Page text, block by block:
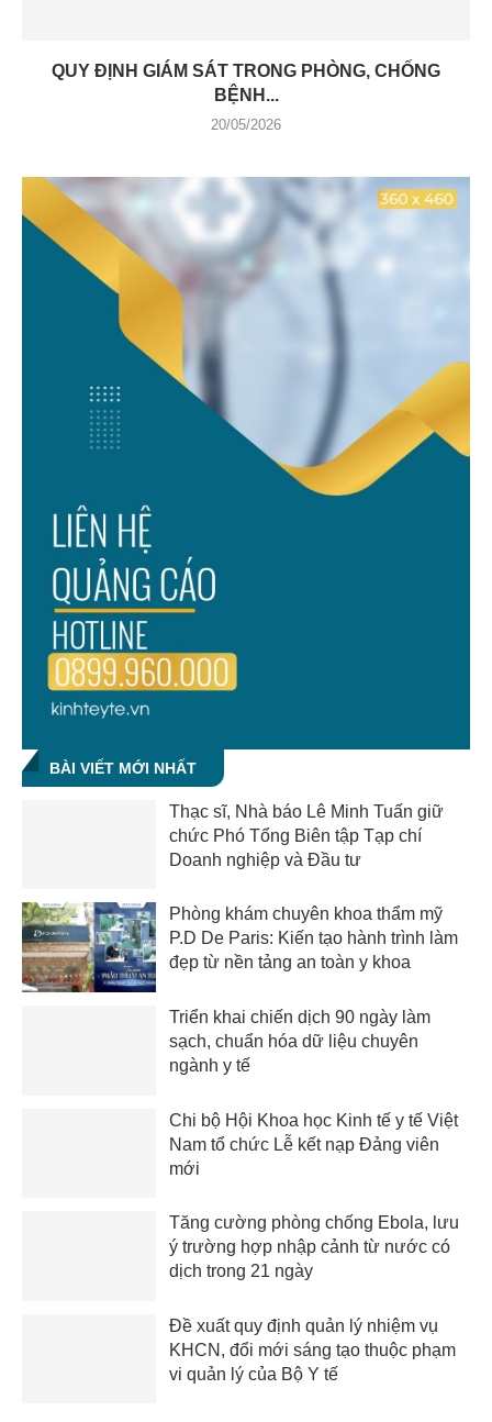
QUY ĐỊNH GIÁM SÁT TRONG PHÒNG, CHỐNG
BỆNH...
20/05/2026
BÀI VIẾT MỚI NHẤT
Thạc sĩ, Nhà báo Lê Minh Tuấn giữ
chức Phó Tổng Biên tập Tạp chí
Doanh nghiệp và Đầu tư
Phòng khám chuyên khoa thẩm mỹ
P.D De Paris: Kiến tạo hành trình làm
đẹp từ nền tảng an toàn y khoa
Triển khai chiến dịch 90 ngày làm
sạch, chuẩn hóa dữ liệu chuyên
ngành y tế
Chi bộ Hội Khoa học Kinh tế y tế Việt
Nam tổ chức Lễ kết nạp Đảng viên
mới
Tăng cường phòng chống Ebola, lưu
ý trường hợp nhập cảnh từ nước có
dịch trong 21 ngày
Đề xuất quy định quản lý nhiệm vụ
KHCN, đổi mới sáng tạo thuộc phạm
vi quản lý của Bộ Y tế